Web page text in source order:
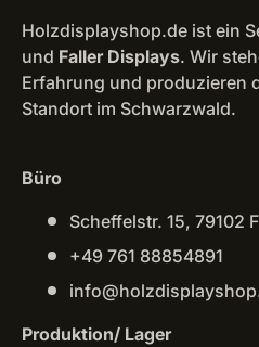
Holzdisplayshop.de ist ein
und Faller Displays. Wir
Erfahrung und produzieren
Standort im Schwarzwald.
Büro
Scheffelstr. 15, 79102
+49 761 88854891
Produktion/ Lager